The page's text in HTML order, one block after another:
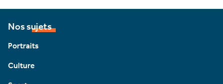
Nos sujets
Portraits
Culture